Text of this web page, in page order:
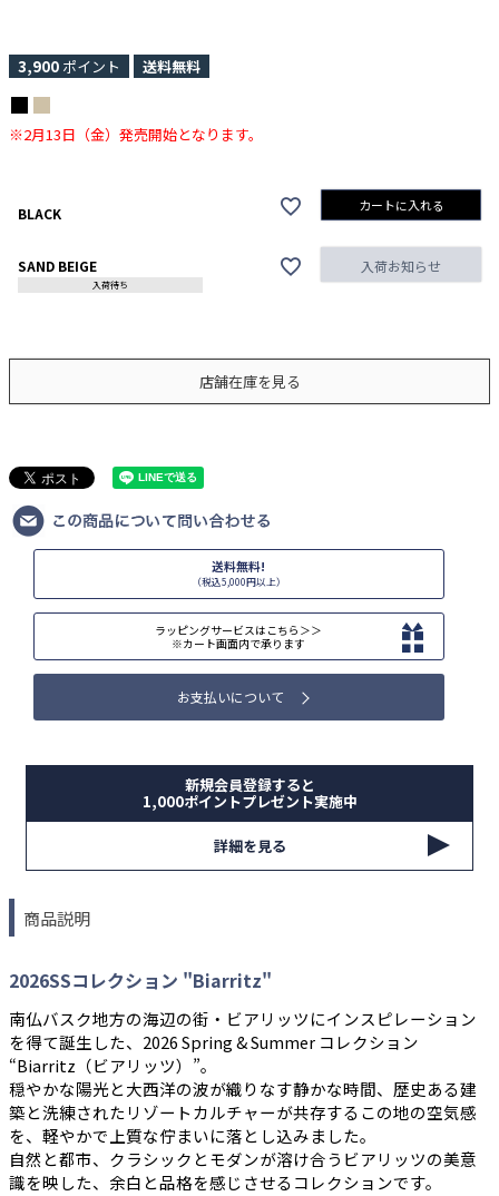
3,900 ポイント 送料無料
※2月13日（金）発売開始となります。
BLACK カートに入れる
SAND BEIGE
入荷待ち
入荷お知らせ
店舗在庫を見る
送料無料!
（税込5,000円以上）
ラッピングサービスはこちら＞＞
※カート画面内で承ります
お支払いについて
新規会員登録すると
1,000ポイントプレゼント実施中
詳細を見る
商品説明
2026SSコレクション "Biarritz"
南仏バスク地方の海辺の街・ビアリッツにインスピレーション
を得て誕生した、2026 Spring & Summer コレクション
“Biarritz（ビアリッツ）”。
穏やかな陽光と大西洋の波が織りなす静かな時間、歴史ある建
築と洗練されたリゾートカルチャーが共存するこの地の空気感
を、軽やかで上質な佇まいに落とし込みました。
自然と都市、クラシックとモダンが溶け合うビアリッツの美意
識を映した、余白と品格を感じさせるコレクションです。